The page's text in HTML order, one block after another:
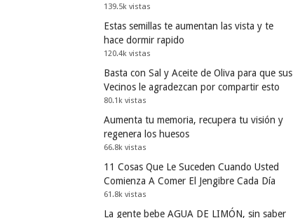
139.5k vistas
Estas semillas te aumentan las vista y te
hace dormir rapido
120.4k vistas
Basta con Sal y Aceite de Oliva para que sus
Vecinos le agradezcan por compartir esto
80.1k vistas
Aumenta tu memoria, recupera tu visión y
regenera los huesos
66.8k vistas
11 Cosas Que Le Suceden Cuando Usted
Comienza A Comer El Jengibre Cada Día
61.8k vistas
La gente bebe AGUA DE LIMÓN, sin saber